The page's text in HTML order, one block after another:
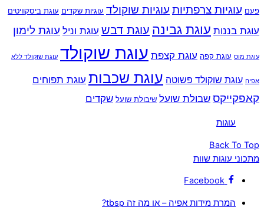
פעם עוגיות צרפתיות עוגיות שוקולד עוגיות שקדים עוגת ביסקוויטים
עוגת בננות עוגת גבינה עוגת דבש עוגת וניל עוגת לימון
עוגת מוס עוגת קפה עוגת קצפת עוגת שוקולד עוגת שוקולד ללא
אפיה עוגת שוקולד פשוטה עוגת שכבות עוגת תפוחים
קאפקייקסשבולת שועל שיבולת שועל שקדים
‏עוגות‏
Back To Top
מתכוני עוגות שוות
Facebook
המרת מידות אפיה – או מה זה tbsp?